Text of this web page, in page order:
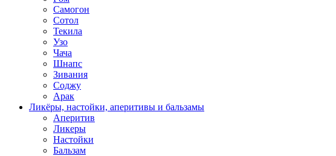
Самогон
Сотол
Текила
Узо
Чача
Шнапс
Зивания
Соджу
Арак
Ликёры, настойки, аперитивы и бальзамы
Аперитив
Ликеры
Настойки
Бальзам